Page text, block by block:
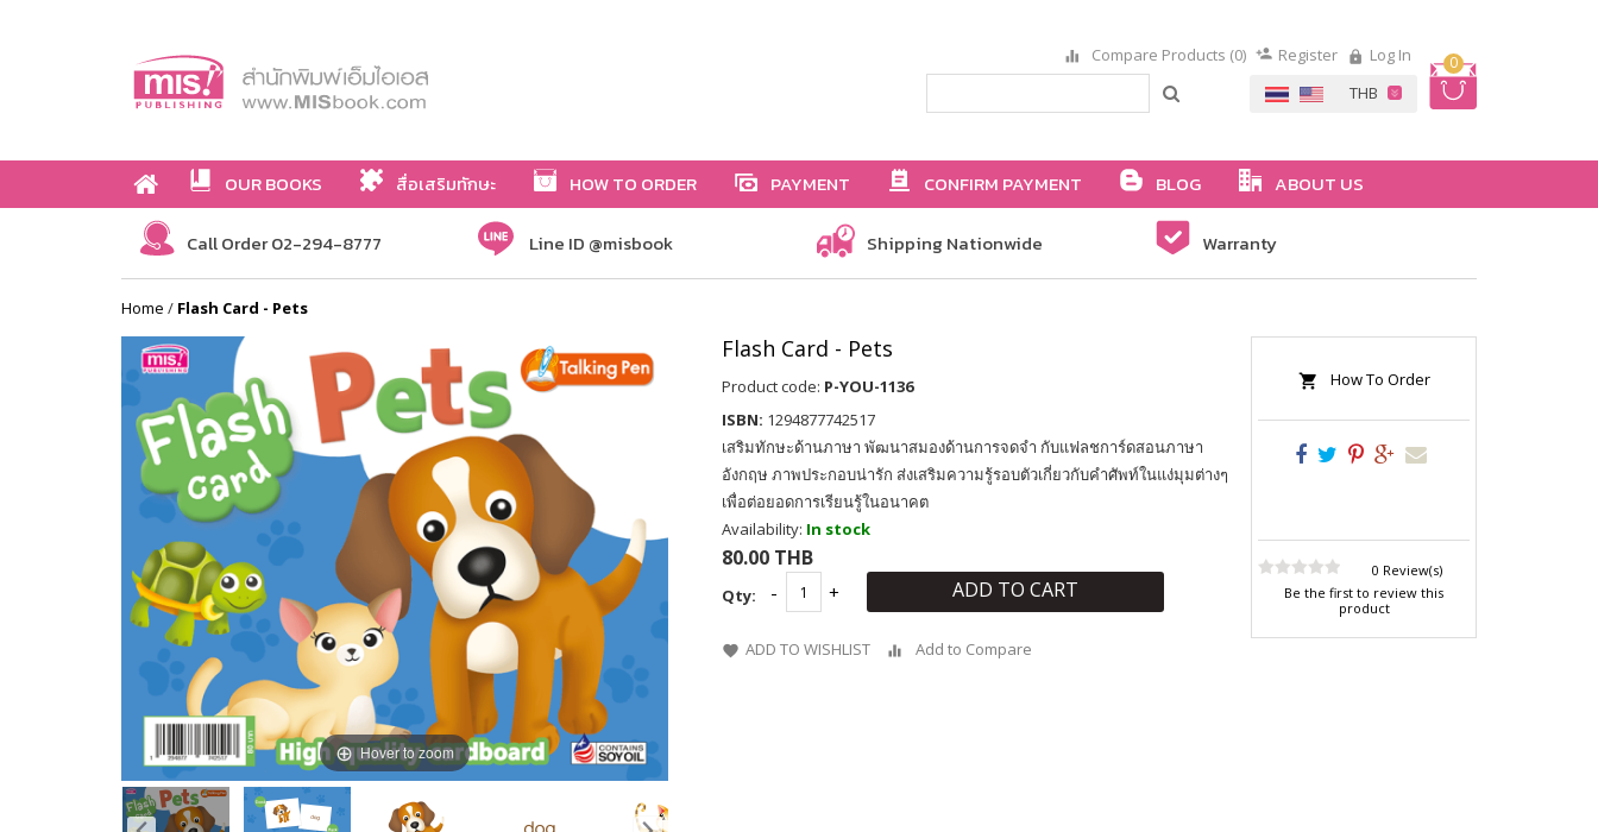
0
Compare Products (0) Register Log In
OUR BOOKS สื่อเสริมทักษะ HOW TO ORDER PAYMENT CONFIRM PAYMENT BLOG ABOUT US
Call Order 02-294-8777 Line ID @misbook Shipping Nationwide Warranty
Home / Flash Card - Pets
Hover to zoom
Flash Card - Pets
Product code: P-YOU-1136
ISBN: 1294877742517
เสริมทักษะด้านภาษา พัฒนาสมองด้านการจดจำ กับแฟลชการ์ดสอนภาษา
อังกฤษ ภาพประกอบน่ารัก ส่งเสริมความรู้รอบตัวเกี่ยวกับคำศัพท์ในแง่มุมต่างๆ
เพื่อต่อยอดการเรียนรู้ในอนาคต
Availability: In stock
80.00 THB
Qty: ADD TO CART
ADD TO WISHLIST Add to Compare
How To Order
0 Review(s)
Be the first to review this
product